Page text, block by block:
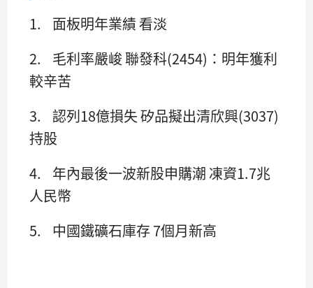
1. 面板明年業績 看淡
2. 毛利率嚴峻 聯發科(2454)：明年獲利
較辛苦
3. 認列18億損失 矽品擬出清欣興(3037)
持股
4. 年內最後一波新股申購潮 凍資1.7兆
人民幣
5. 中國鐵礦石庫存 7個月新高